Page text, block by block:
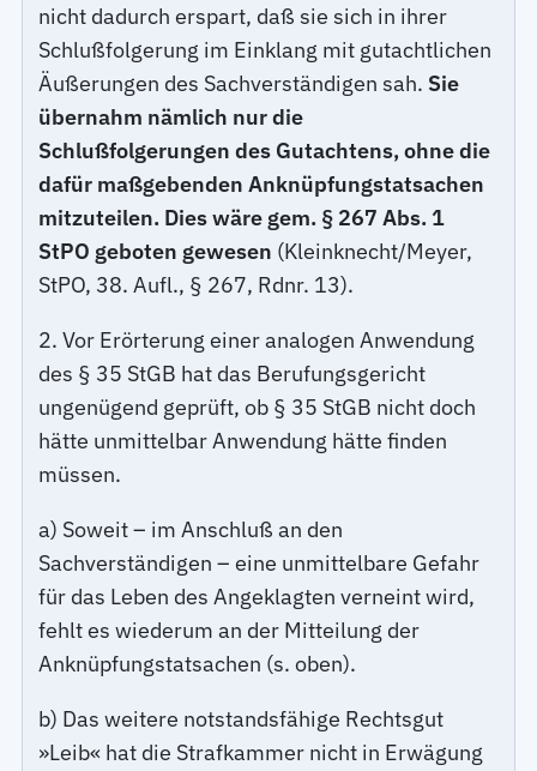
nicht dadurch erspart, daß sie sich in ihrer
Schlußfolgerung im Einklang mit gutachtlichen
Äußerungen des Sachverständigen sah. Sie
übernahm nämlich nur die
Schlußfolgerungen des Gutachtens, ohne die
dafür maßgebenden Anknüpfungstatsachen
mitzuteilen. Dies wäre gem. § 267 Abs. 1
StPO geboten gewesen (Kleinknecht/Meyer,
StPO, 38. Aufl., § 267, Rdnr. 13).
2. Vor Erörterung einer analogen Anwendung
des § 35 StGB hat das Berufungsgericht
ungenügend geprüft, ob § 35 StGB nicht doch
hätte unmittelbar Anwendung hätte finden
müssen.
a) Soweit – im Anschluß an den
Sachverständigen – eine unmittelbare Gefahr
für das Leben des Angeklagten verneint wird,
fehlt es wiederum an der Mitteilung der
Anknüpfungstatsachen (s. oben).
b) Das weitere notstandsfähige Rechtsgut
»Leib« hat die Strafkammer nicht in Erwägung